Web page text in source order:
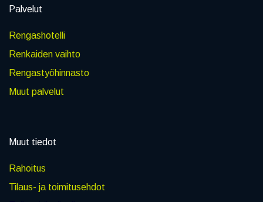
Palvelut
Rengashotelli
Renkaiden vaihto
Rengastyöhinnasto
Muut palvelut
Muut tiedot
Rahoitus
Tilaus- ja toimitusehdot